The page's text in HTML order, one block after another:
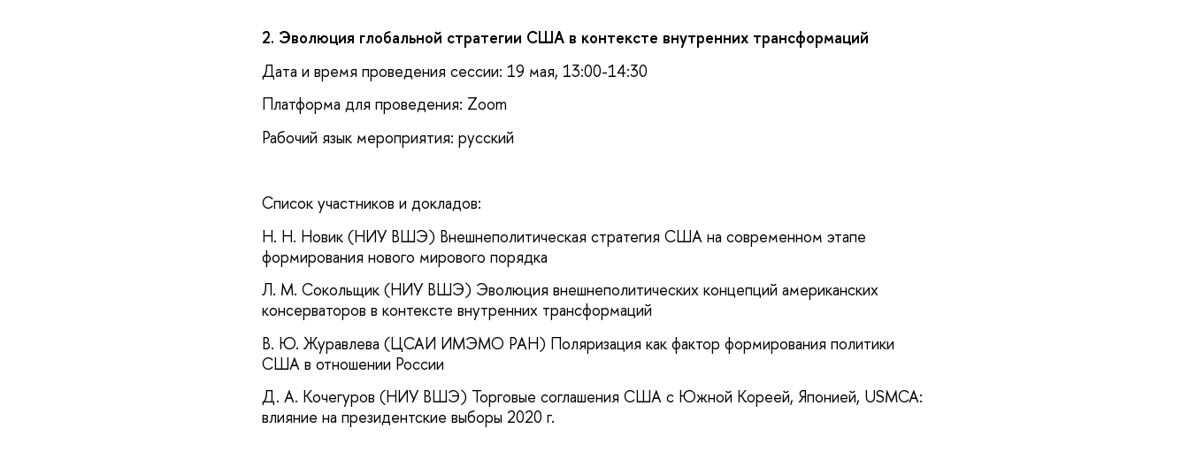
2. Эволюция глобальной стратегии США в контексте внутренних трансформаций
Дата и время проведения сессии: 19 мая, 13:00-14:30
Платформа для проведения: Zoom
Рабочий язык мероприятия: русский
Список участников и докладов:
Н. Н. Новик (НИУ ВШЭ) Внешнеполитическая стратегия США на современном этапе
формирования нового мирового порядка
Л. М. Сокольщик (НИУ ВШЭ) Эволюция внешнеполитических концепций американских
консерваторов в контексте внутренних трансформаций
В. Ю. Журавлева (ЦСАИ ИМЭМО РАН) Поляризация как фактор формирования политики
США в отношении России
Д. А. Кочегуров (НИУ ВШЭ) Торговые соглашения США с Южной Кореей, Японией, USMCA:
влияние на президентские выборы 2020 г.